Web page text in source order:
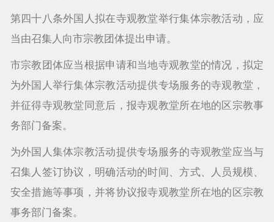
第四十八条外国人拟在寺观教堂举行集体宗教活动，应
当由召集人向市宗教团体提出申请。
市宗教团体应当根据申请和当地寺观教堂的情况，拟定
为外国人举行集体宗教活动提供专场服务的寺观教堂，
并征得寺观教堂同意后，报寺观教堂所在地的区宗教事
务部门备案。
为外国人集体宗教活动提供专场服务的寺观教堂应当与
召集人签订协议，明确活动的时间、方式、人员规模、
安全措施等事项，并将协议报寺观教堂所在地的区宗教
事务部门备案。